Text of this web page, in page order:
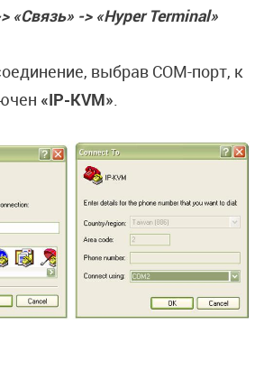
«Связь» -> «Hyper Terminal»
выбрав COM-порт, к
«IP-KVM».